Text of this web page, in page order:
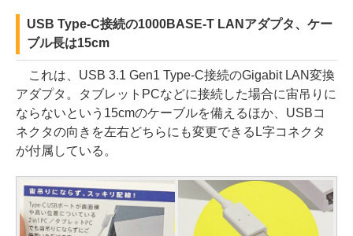
USB Type-C接続の1000BASE-T LANアダプタ、ケー
ブル長は15cm
これは、USB 3.1 Gen1 Type-C接続のGigabit LAN変換
アダプタ。タブレットPCなどに接続した場合に宙吊りに
ならないという15cmのケーブルを備えるほか、USBコ
ネクタの向きを左右どちらにも変更できるL字コネクタ
が付属している。